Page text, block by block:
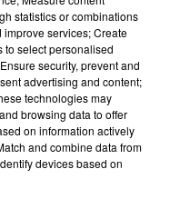
la 38ème édition des
août à la salle des
partager avec vous cet
à votre auditoire
vous joindre le
évenement pourriez
suivante
de détails veuillez me
0617067321. Merci
statistics or combinations
services; Create
to select personalised
security, prevent and
advertising and content;
technologies may
browsing data to offer
on information actively
and combine data from
devices based on